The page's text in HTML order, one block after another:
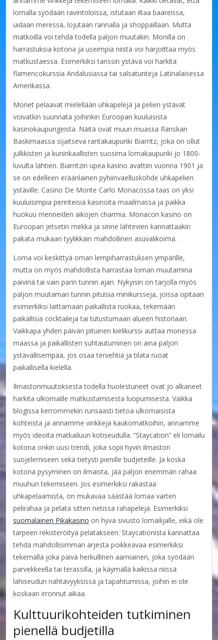
lomalla syödään ravintoloissa, istutaan iltaa baareissa,
uidaan meressä, lojutaan rannalla ja shoppaillaan. Mutta
matkoilla voi tehdä todella paljon muutakin. Monilla on
harrastuksia kotona ja useimpia niistä voi harjoittaa myös
matkustaessa. Esimerkiksi tanssin ystävä voi harkita
flamencokurssia Andalusiassa tai salsatunteja Latinalaisessa
Amerikassa.
Monet pelaavat mielellään uhkapelejä ja pelien ystävät
voivatkin suunnata joihinkin Euroopan kuuluisista
kasinokaupungeista. Näitä ovat muun muassa Ranskan
Baskimaassa sijaitseva rantakaupunki Biarritz, joka on ollut
julkkisten ja kuninkaallisten suosima lomakaupunki jo 1800-
luvulta lähtien. Biarritzin upea kasino avattiin vuonna 1901 ja
se on edelleen eräänlainen pyhiinvaelluskohde uhkapelien
ystäville. Casino De Monte Carlo Monacossa taas on yksi
kuuluisimpia perinteisiä kasinoita maailmassa ja paikka
huokuu menneiden aikojen charmia. Monacon kasino on
Euroopan jetsetin mekka ja sinne lähtevien kannattaakin
pakata mukaan tyylikkäin mahdollinen asuvalikoima.
Loma voi keskittyä oman lempiharrastuksen ympärille,
mutta on myös mahdollista harrastaa loman muutamina
päivinä tai vain parin tunnin ajan. Nykyisin on tarjolla myös
paljon muutaman tunnin pituisia minikursseja, joissa opitaan
esimerkiksi laittamaan paikallista ruokaa, tekemään
paikallisia cocktaileja tai tutustumaan alueen historiaan.
Vaikkapa yhden päivän pituinen kielikurssi auttaa monessa
maassa ja paikallisten suhtautuminen on aina paljon
ystävällisempää, jos osaa tervehtiä ja tilata ruoat
paikallisella kielellä.
Ilmastonmuutoksesta todella huolestuneet ovat jo alkaneet
harkita ulkomaille matkustamisesta luopumisesta. Vaikka
blogissa kerrommekin runsaasti tietoa ulkomaisista
kohteista ja annamme vinkkejä kaukomatkoihin, annamme
myös ideoita matkailuun kotiseudulla. “Staycation” eli lomailu
kotona onkin uusi trendi, joka sopii hyvin ilmaston
suojelemiseen sekä tietysti pienille budjeteille. Ja koska
kotona pysyminen on ilmaista, jää paljon enemmän rahaa
muuhun tekemiseen. Jos esimerkiksi rakastaa
uhkapelaamista, on mukavaa säästää lomaa varten
pelirahaa ja pelata sitten netissä rahapelejä. Esimerkiksi
suomalainen Pikakasino on hyvä sivusto lomailijalle, eikä ole
tarpeen rekisteröityä pelatakseen. Staycationista kannattaa
tehdä mahdollisimman arjesta poikkeavaa esimerkiksi
tekemällä joka päivä herkullinen aamiainen, joka syödään
parvekkeella tai terassilla, ja käymällä kaikissa niissä
lähiseudun nähtävyyksissä ja tapahtumissa, joihin ei ole
koskaan irronnut aikaa.
Kulttuurikohteiden tutkiminen
pienellä budjetilla